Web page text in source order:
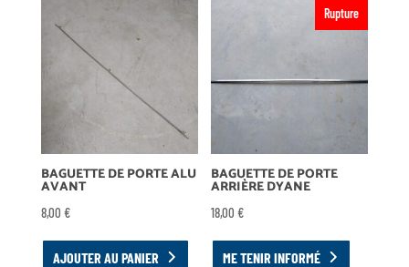
BAGUETTE DE PORTE ALU
AVANT
8,00 €
AJOUTER AU PANIER
Rupture
BAGUETTE DE PORTE
ARRIÈRE DYANE
18,00€
ME TENIR INFORMÉ